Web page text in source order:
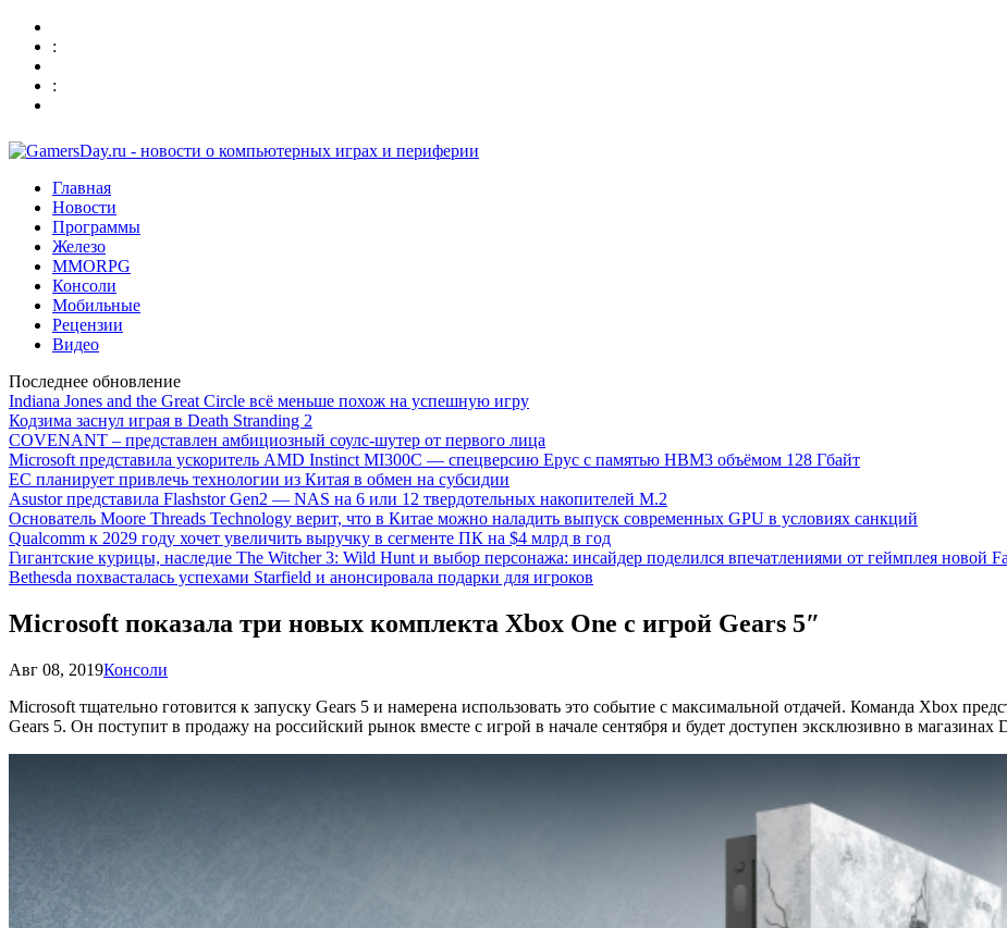
:
:
Главная
Новости
Программы
Железо
MMORPG
Консоли
Мобильные
Рецензии
Видео
Последнее обновление
Indiana Jones and the Great Circle всё меньше похож на успешную игру
Кодзима заснул играя в Death Stranding 2
COVENANT – представлен амбициозный соулс-шутер от первого лица
Microsoft представила ускоритель AMD Instinct MI300C — спецверсию Epyc с памятью HBM3 объёмом 128 Гбайт
ЕС планирует привлечь технологии из Китая в обмен на субсидии
Asustor представила Flashstor Gen2 — NAS на 6 или 12 твердотельных накопителей M.2
Основатель Moore Threads Technology верит, что в Китае можно наладить выпуск современных GPU в условиях санкций
Qualcomm к 2029 году хочет увеличить выручку в сегменте ПК на $4 млрд в год
Гигантские курицы, наследие The Witcher 3: Wild Hunt и выбор персонажа: инсайдер поделился впечатлениями от геймплея новой
Bethesda похвасталась успехами Starfield и анонсировала подарки для игроков
Microsoft показала три новых комплекта Xbox One с игрой Gears 5″
Авг 08, 2019Консоли
Microsoft тщательно готовится к запуску Gears 5 и намерена использовать это событие с максимальной отдачей. Команда Xbox
Gears 5. Он поступит в продажу на российский рынок вместе с игрой в начале сентября и будет доступен эксклюзивно в магазинах